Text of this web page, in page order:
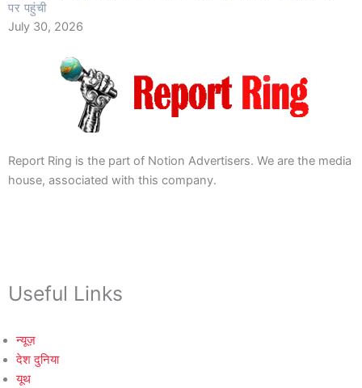
पर पहुंची
July 30, 2026
Report Ring is the part of Notion Advertisers. We are the media
house, associated with this company.
Useful Links
न्यूज़
देश दुनिया
यूथ